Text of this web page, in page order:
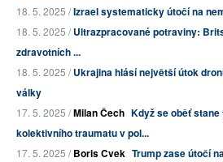
18. 5. 2025 /Izrael systematicky útočí na
18. 5. 2025 /Ultrazpracované potraviny:
zdravotních ...
18. 5. 2025 /Ukrajina hlásí největší útok
války
17. 5. 2025 /Milan Čech Když se oběť
kolektivního traumatu v pol...
17. 5. 2025 /Boris Cvek Trump zase útočí